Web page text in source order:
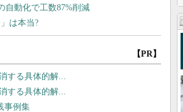
【PR】
する具体的解...
する具体的解...
事例集